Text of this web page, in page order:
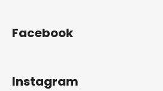
Facebook
Instagram